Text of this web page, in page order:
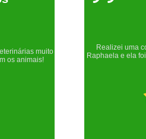
a doutora
o lugar e a
Um lugar